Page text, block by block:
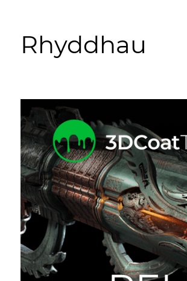
Rhyddhau